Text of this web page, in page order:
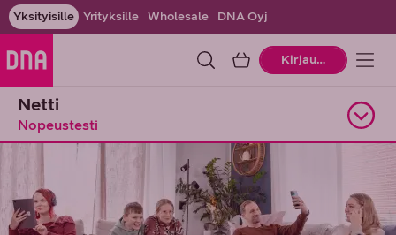
Yksityisille Yrityksille Wholesale DNA Oyj
OstoskoriKirjaudu
Netti
Nopeustesti
Avaa alasivuvalikko